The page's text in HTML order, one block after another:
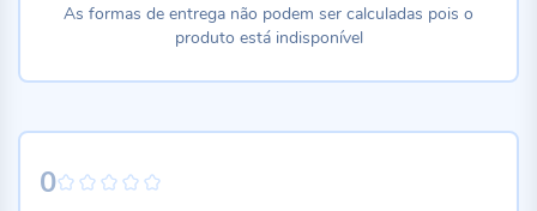
0
As formas de entrega não podem ser calculadas pois o
produto está indisponível